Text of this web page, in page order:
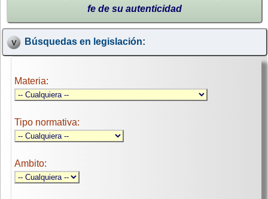
fe de su autenticidad
Búsquedas en legislación:
Materia:
Tipo normativa:
Ambito: